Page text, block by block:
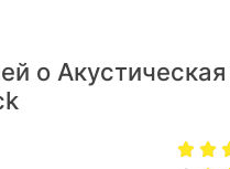
о